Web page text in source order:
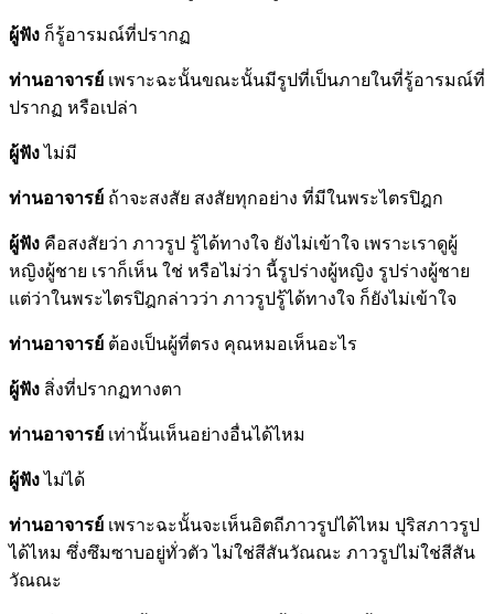
ผู้ฟัง ก็รู้อารมณ์ที่ปรากฏ
ท่านอาจารย์ เพราะฉะนั้นขณะนั้นมีรูปที่เป็นภายในที่รู้อารมณ์ที่
ปรากฏ หรือเปล่า
ผู้ฟังไม่มี
ท่านอาจารย์ ถ้าจะสงสัย สงสัยทุกอย่าง ที่มีในพระไตรปิฎก
ผู้ฟัง คือสงสัยว่า ภาวรูป รู้ได้ทางใจ ยังไม่เข้าใจ เพราะเราดูผู้
หญิงผู้ชาย เราก็เห็น ใช่ หรือไม่ว่า นี้รูปร่างผู้หญิง รูปร่างผู้ชาย
แต่ว่าในพระไตรปิฎกล่าวว่า ภาวรูปรู้ได้ทางใจ ก็ยังไม่เข้าใจ
ท่านอาจารย์ ต้องเป็นผู้ที่ตรง คุณหมอเห็นอะไร
ผู้ฟัง สิ่งที่ปรากฏทางตา
ท่านอาจารย์ เท่านั้นเห็นอย่างอื่นได้ไหม
ผู้ฟังไม่ได้
ท่านอาจารย์ เพราะฉะนั้นจะเห็นอิตถีภาวรูปได้ไหม ปุริสภาวรูป
ได้ไหม ซึ่งซึมซาบอยู่ทั่วตัว ไม่ใช่สีสันวัณณะ ภาวรูปไม่ใช่สีสัน
วัณณะ